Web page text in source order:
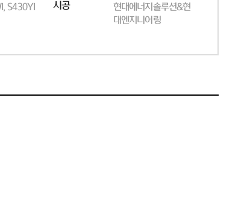
S430YI 시공
현대에너지솔루션&현
대엔지니어링